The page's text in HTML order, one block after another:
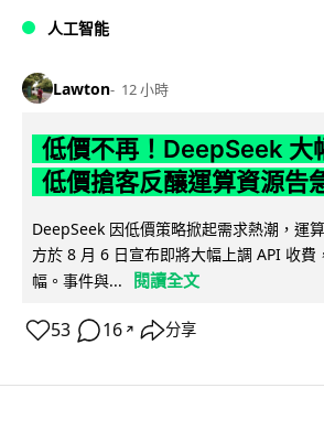
人工智能
Lawton 12 小時
低價不再！DeepSeek 大
低價搶客反釀運算資源告
DeepSeek 因低價策略掀起需求熱潮，運
方於 8 月 6 日宣布即將大幅上調 API 收費
幅。事件與...
閱讀全文
53 16 ↗ 分享